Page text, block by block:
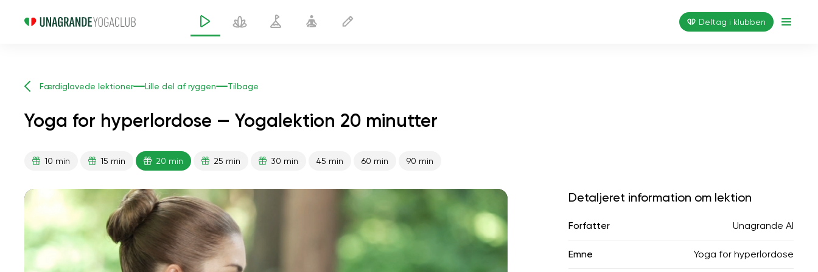
Deltag i klubben
Færdiglavede lektioner Lille del af ryggen Tilbage
Yoga for hyperlordose — Yogalektion 20 minutter
10 min 15 min 20 min 25 min 30 min 45 min 60 min 90 min
Detaljeret information om lektion
Forfatter Unagrande AI
Emne Yoga for hyperlordose